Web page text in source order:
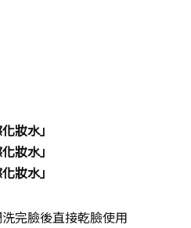
妝水」
妝水」
妝水」
完臉後直接乾臉使用